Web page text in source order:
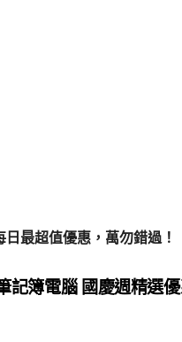
日最超值優惠，萬勿錯過！
記簿電腦 國慶週精選